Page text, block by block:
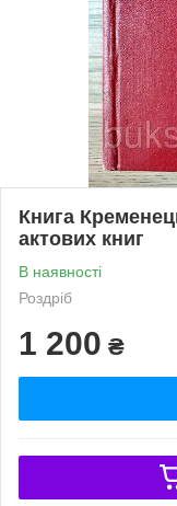
Книга
актових книг
В наявності
Роздріб
1 200 ₴